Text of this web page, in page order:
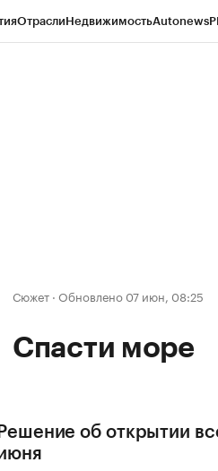
ОтраслиНедвижимостьAutonews
Сюжет · Обновлено 07 июн, 08:25
Спасти море
Решение об открытии